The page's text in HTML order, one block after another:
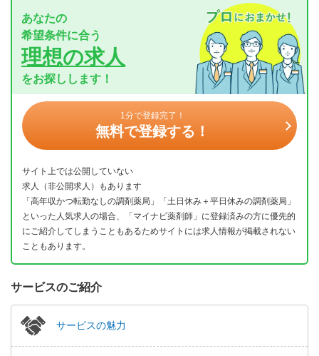
あなたの
希望条件に合う
理想の求人
をお探しします！
1分で登録完了！
無料で登録する！
サイト上では公開していない
求人（非公開求人）もあります
「高年収かつ転勤なしの調剤薬局」「土日休み＋平日休みの調剤薬局」
といった人気求人の場合、「マイナビ薬剤師」に登録済みの方に優先的
にご紹介してしまうこともあるためサイトには求人情報が掲載されない
こともあります。
サービスのご紹介
サービスの魅力